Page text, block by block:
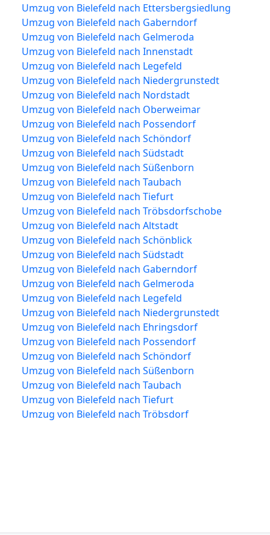
Umzug von Bielefeld nach Ettersbergsiedlung
Umzug von Bielefeld nach Gaberndorf
Umzug von Bielefeld nach Gelmeroda
Umzug von Bielefeld nach Innenstadt
Umzug von Bielefeld nach Legefeld
Umzug von Bielefeld nach Niedergrunstedt
Umzug von Bielefeld nach Nordstadt
Umzug von Bielefeld nach Oberweimar
Umzug von Bielefeld nach Possendorf
Umzug von Bielefeld nach Schöndorf
Umzug von Bielefeld nach Südstadt
Umzug von Bielefeld nach Süßenborn
Umzug von Bielefeld nach Taubach
Umzug von Bielefeld nach Tiefurt
Umzug von Bielefeld nach Tröbsdorfschobe
Umzug von Bielefeld nach Altstadt
Umzug von Bielefeld nach Schönblick
Umzug von Bielefeld nach Südstadt
Umzug von Bielefeld nach Gaberndorf
Umzug von Bielefeld nach Gelmeroda
Umzug von Bielefeld nach Legefeld
Umzug von Bielefeld nach Niedergrunstedt
Umzug von Bielefeld nach Ehringsdorf
Umzug von Bielefeld nach Possendorf
Umzug von Bielefeld nach Schöndorf
Umzug von Bielefeld nach Süßenborn
Umzug von Bielefeld nach Taubach
Umzug von Bielefeld nach Tiefurt
Umzug von Bielefeld nach Tröbsdorf